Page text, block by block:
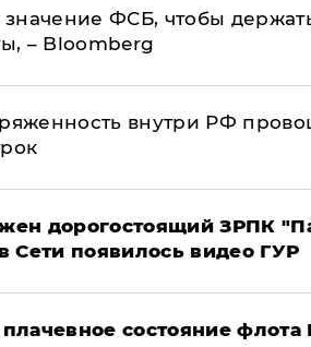
значение ФСБ, чтобы
– Bloomberg
внутри РФ
дорогостоящий ЗРПК
Сети появилось видео ГУР
состояние флота